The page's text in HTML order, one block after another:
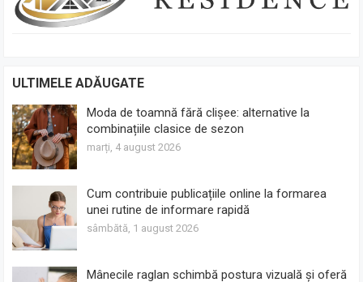
ULTIMELE ADĂUGATE
Moda de toamnă fără clișee: alternative la
combinațiile clasice de sezon
marți, 4 august 2026
Cum contribuie publicațiile online la formarea
unei rutine de informare rapidă
sâmbătă, 1 august 2026
Mânecile raglan schimbă postura vizuală și oferă